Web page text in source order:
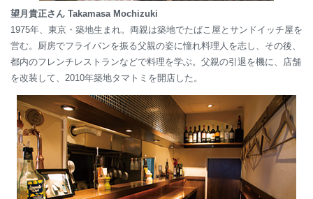
望月貴正さん Takamasa Mochizuki
1975年、東京・築地生まれ。両親は築地でたばこ屋とサンドイッチ屋を
営む。厨房でフライパンを振る父親の姿に憧れ料理人を志し、その後、
都内のフレンチレストランなどで料理を学ぶ。父親の引退を機に、店舗
を改装して、2010年築地タマトミを開店した。